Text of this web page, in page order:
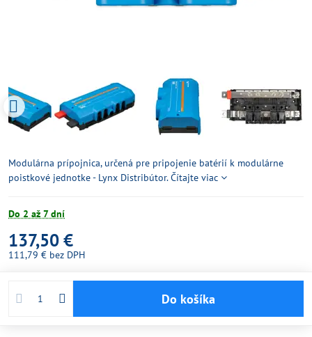
Modulárna prípojnica, určená pre pripojenie batérií k modulárne
poistkové jednotke - Lynx Distribútor.Čítajte viac
Do 2 až 7 dní
137,50 €
111,79 € bez DPH
Do košíka